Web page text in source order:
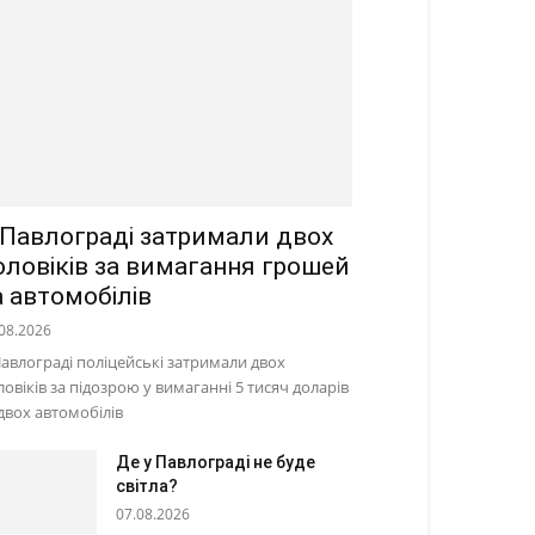
затримали двох
за вимагання грошей
автомобілів
поліцейські затримали двох
за підозрою у вимаганні 5 тисяч доларів
автомобілів
Де у Павлограді не буде
світла?
07.08.2026